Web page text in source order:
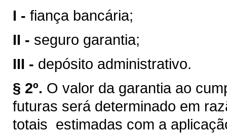
I - fiança bancária;
II - seguro garantia;
III - depósito administrativo.
§ 2º. O valor da garantia ao
futuras será determinado em
totais estimadas com a